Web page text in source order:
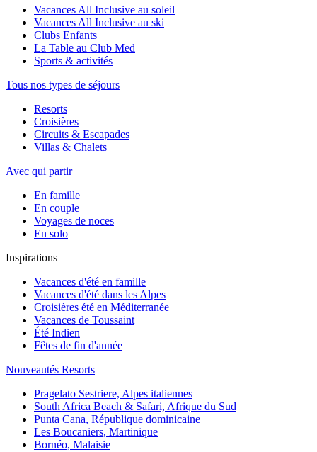
Vacances All Inclusive au soleil
Vacances All Inclusive au ski
Clubs Enfants
La Table au Club Med
Sports & activités
Tous nos types de séjours
Resorts
Croisières
Circuits & Escapades
Villas & Chalets
Avec qui partir
En famille
En couple
Voyages de noces
En solo
Inspirations
Vacances d'été en famille
Vacances d'été dans les Alpes
Croisières été en Méditerranée
Vacances de Toussaint
Été Indien
Fêtes de fin d'année
Nouveautés Resorts
Pragelato Sestriere, Alpes italiennes
South Africa Beach & Safari, Afrique du Sud
Punta Cana, République dominicaine
Les Boucaniers, Martinique
Bornéo, Malaisie